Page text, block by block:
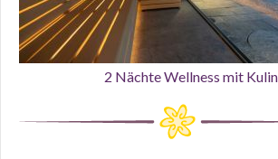
2 Nächte Wellness mit